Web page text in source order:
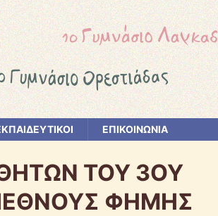
ΕΠΙΚΟΙΝΩΝΙΑ
ΤΟΥ 3ΟΥ
ΦΗΜΗΣ